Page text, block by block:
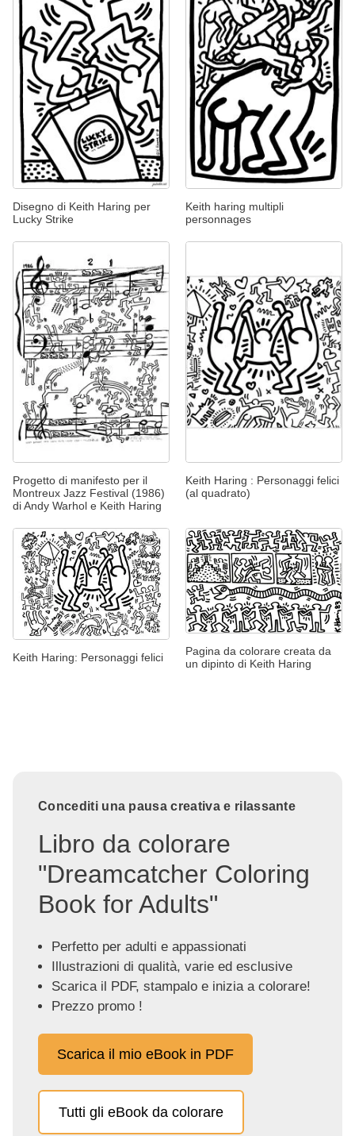
Disegno di Keith Haring per
Lucky Strike
Keith haring multipli
personnages
Progetto di manifesto per il
Montreux Jazz Festival (1986)
di Andy Warhol e Keith Haring
Keith Haring : Personaggi felici
(al quadrato)
Keith Haring: Personaggi felici
Pagina da colorare creata da
un dipinto di Keith Haring
Concediti una pausa creativa e rilassante
Libro da colorare
"Dreamcatcher Coloring
Book for Adults"
Perfetto per adulti e appassionati
Illustrazioni di qualità, varie ed esclusive
Scarica il PDF, stampalo e inizia a colorare!
Prezzo promo !
Scarica il mio eBook in PDF
Tutti gli eBook da colorare